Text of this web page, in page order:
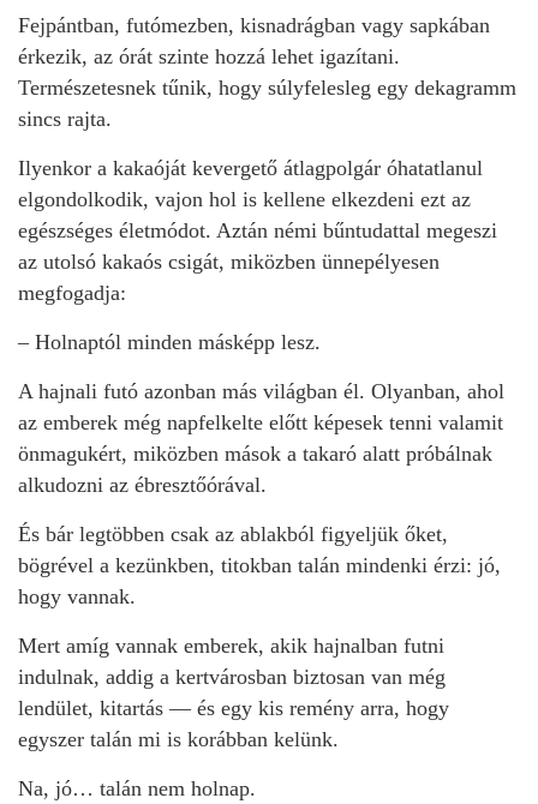
Fejpántban, futómezben, kisnadrágban vagy sapkában
érkezik, az órát szinte hozzá lehet igazítani.
Természetesnek tűnik, hogy súlyfelesleg egy dekagramm
sincs rajta.
Ilyenkor a kakaóját kevergető átlagpolgár óhatatlanul
elgondolkodik, vajon hol is kellene elkezdeni ezt az
egészséges életmódot. Aztán némi bűntudattal megeszi
az utolsó kakaós csigát, miközben ünnepélyesen
megfogadja:
– Holnaptól minden másképp lesz.
A hajnali futó azonban más világban él. Olyanban, ahol
az emberek még napfelkelte előtt képesek tenni valamit
önmagukért, miközben mások a takaró alatt próbálnak
alkudozni az ébresztőórával.
És bár legtöbben csak az ablakból figyeljük őket,
bögrével a kezünkben, titokban talán mindenki érzi: jó,
hogy vannak.
Mert amíg vannak emberek, akik hajnalban futni
indulnak, addig a kertvárosban biztosan van még
lendület, kitartás — és egy kis remény arra, hogy
egyszer talán mi is korábban kelünk.
Na, jó… talán nem holnap.